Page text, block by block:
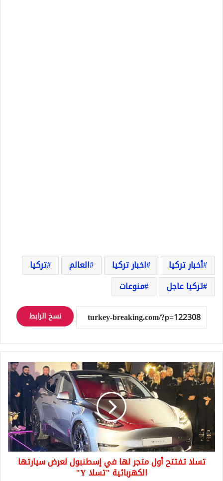
أخبار تركيا اخبار تركيا العالم
تركيا
تركيا عاجل
منوعات
نسخ الرابط
تسلا
تفتتح
أول
متجر
لها
إسطنبول
لعرض
سيارتها
الكهربائية
تسلا تفتتح أول متجر لها في إسطنبول لعرض سيارتها
الكهربائية "تسلا Y"